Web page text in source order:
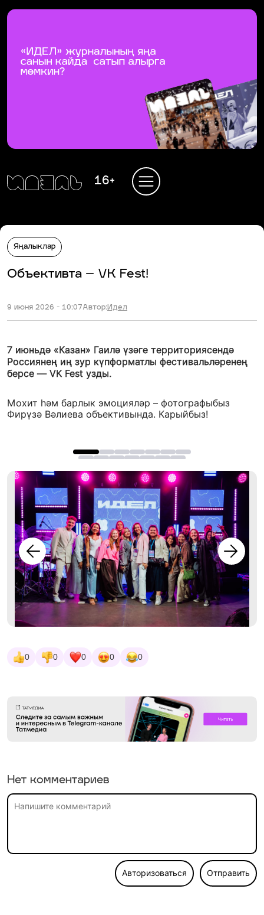
16+
Яңалыклар
Объективта – VK Fest!
9 июня 2026 - 10:07Автор:Идел
7 июньдә «Казан» Гаилә үзәге территориясендә
Россиянең иң зур күпформатлы фестивальләренең
берсе — VK Fest узды.
Мохит һәм барлык эмоцияләр – фотографыбыз
Фирүзә Вәлиева объективында. Карыйбыз!
0 0 0 0 0
Нет комментариев
Авторизоваться Отправить